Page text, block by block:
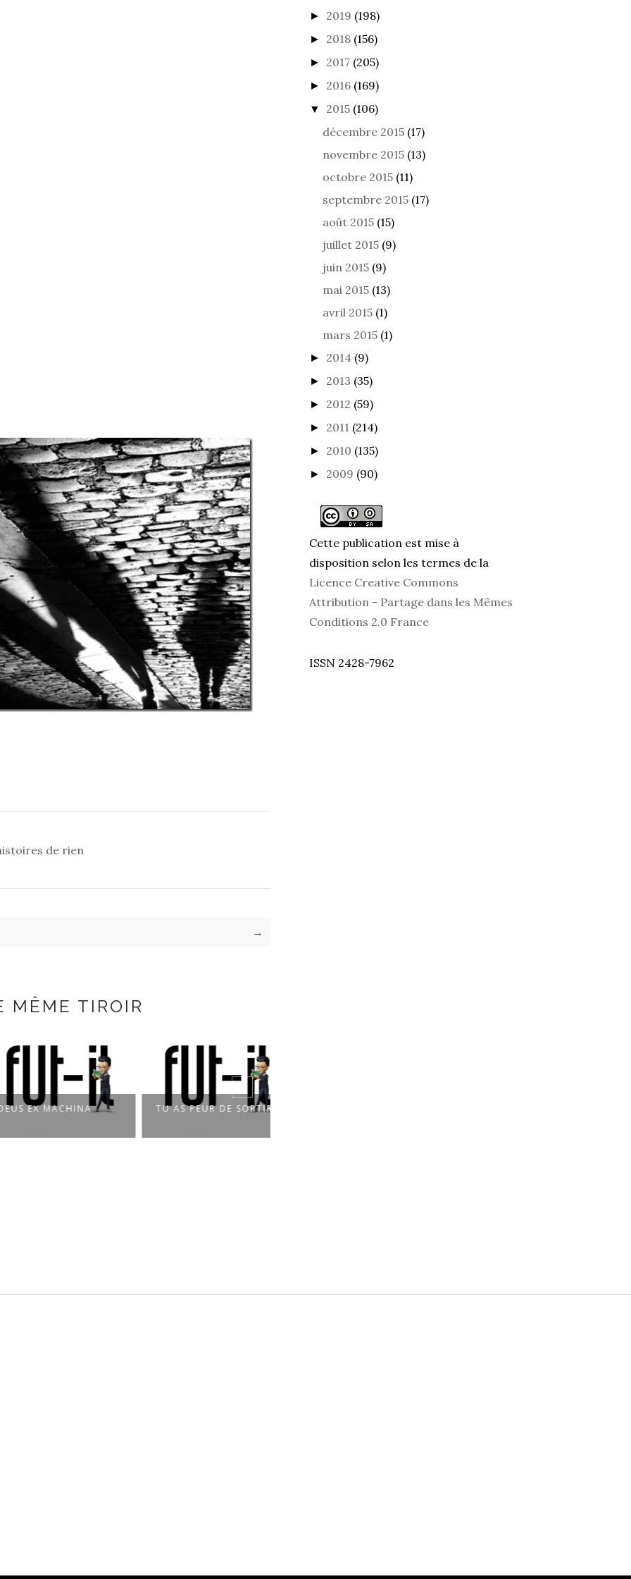
de rien
→
MÊME TIROIR
MACHINA TU AS PEUR DE SORTIR
► 2019 (198)
► 2018 (156)
► 2017 (205)
► 2016 (169)
▼ 2015 (106)
décembre 2015 (17)
novembre 2015 (13)
octobre 2015 (11)
septembre 2015 (17)
août 2015 (15)
juillet 2015 (9)
juin 2015 (9)
mai 2015 (13)
avril 2015 (1)
mars 2015 (1)
► 2014 (9)
► 2013 (35)
► 2012 (59)
► 2011 (214)
► 2010 (135)
► 2009 (90)
Cette publication est mise à
disposition selon les termes de la
Licence Creative Commons
Attribution - Partage dans les Mêmes
Conditions 2.0 France
ISSN 2428-7962